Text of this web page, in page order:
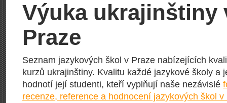
Výuka ukrajinštiny
Praze
Seznam jazykových škol v Praze nabízejících
kurzů ukrajinštiny. Kvalitu každé jazykové školy a
hodnotí její studenti, kteří vyplňují naše nezávislé
recenze, reference a hodnocení jazykových škol v